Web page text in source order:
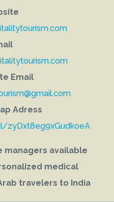
Email:
Adress:
zyDxt8eg9xGudkoeA
managers available
medical
travelers to India